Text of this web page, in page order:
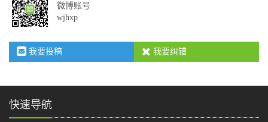
微博账号
wjhxp
我要投稿 我要纠错
快速导航